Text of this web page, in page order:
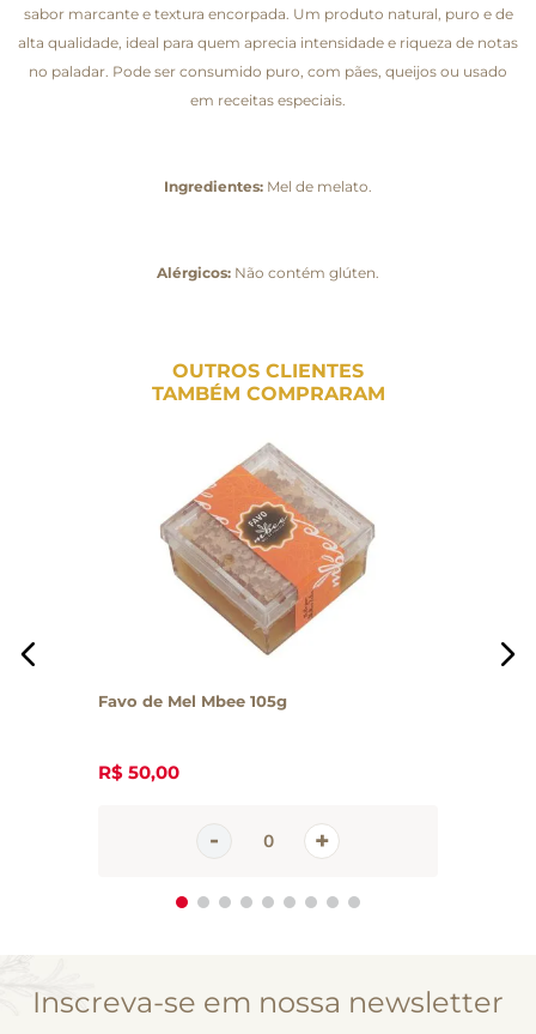
sabor marcante e textura encorpada. Um produto natural, puro e de
alta qualidade, ideal para quem aprecia intensidade e riqueza de notas
no paladar. Pode ser consumido puro, com pães, queijos ou usado
em receitas especiais.
Ingredientes: Mel de melato.
Alérgicos: Não contém glúten.
OUTROS CLIENTES
TAMBÉM COMPRARAM
Favo de Mel Mbee 105g
R$ 50,00
Inscreva-se em nossa newsletter